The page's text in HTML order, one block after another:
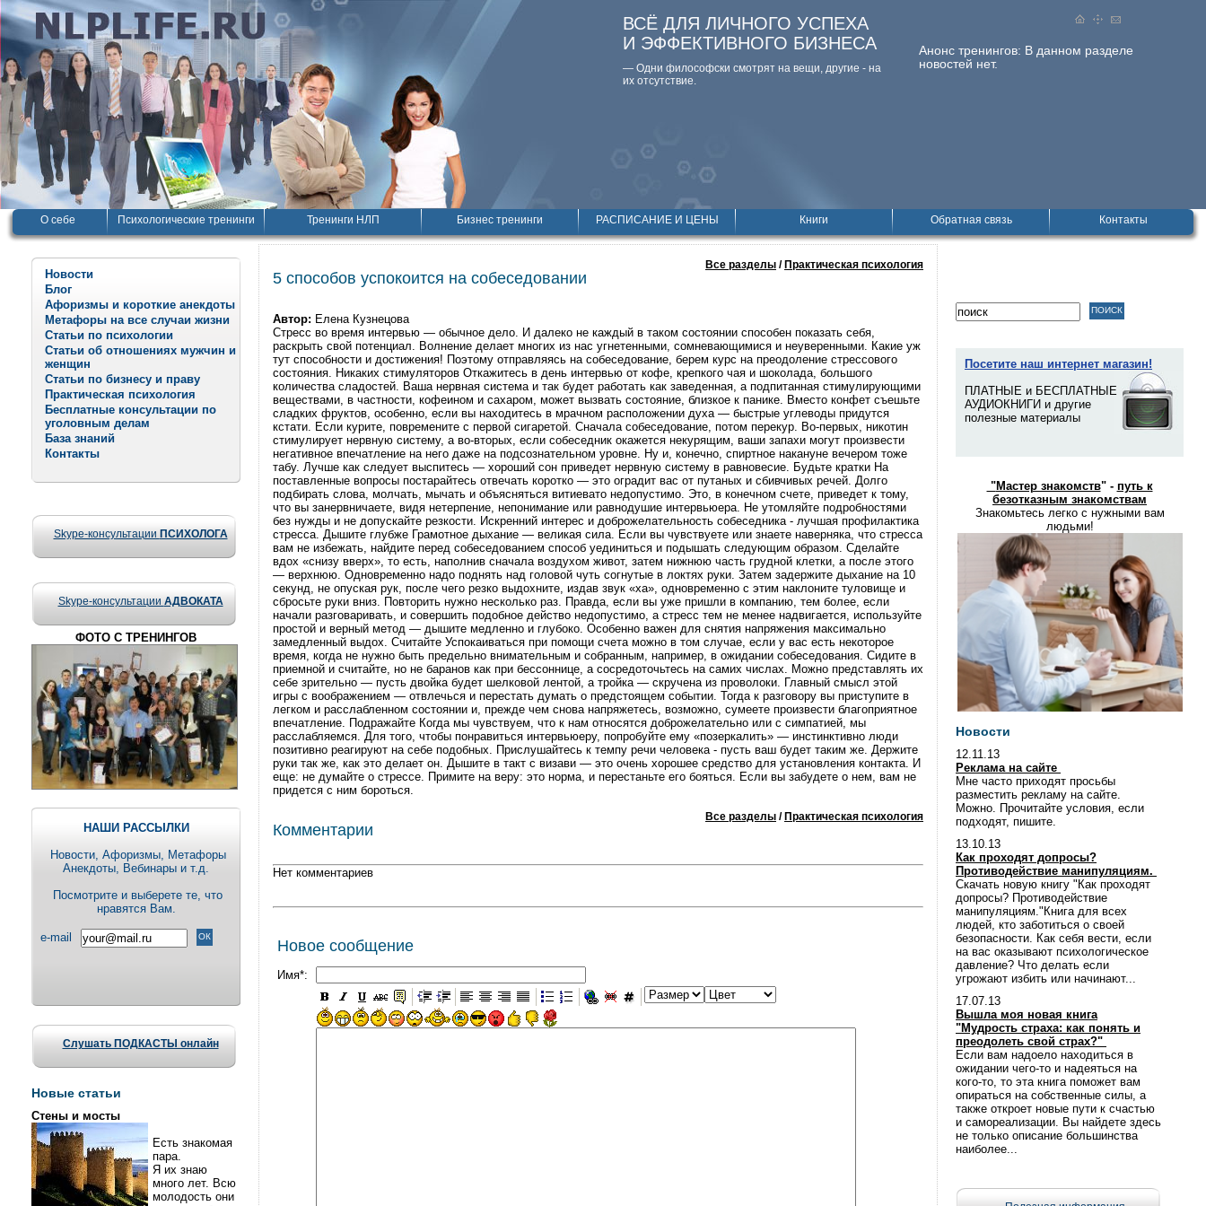
Анонс тренингов: В данном разделе
новостей нет.
ВСЁ ДЛЯ ЛИЧНОГО УСПЕХА
И ЭФФЕКТИВНОГО БИЗНЕСА
— Одни философски смотpят на вещи, дpугие - на
их отсутствие.
О себе Психологические тренинги Тренинги НЛП Бизнес тренинги РАСПИСАНИЕ И ЦЕНЫ Книги Обратная связь Контакты
Новости
Блог
Афоризмы и короткие анекдоты
Метафоры на все случаи жизни
Статьи по психологии
Статьи об отношениях мужчин и
женщин
Статьи по бизнесу и праву
Практическая психология
Бесплатные консультации по
уголовным делам
База знаний
Контакты
Skype-консультации ПСИХОЛОГА
Skype-консультации АДВОКАТА
ФОТО С ТРЕНИНГОВ
НАШИ РАССЫЛКИ
Новости, Aфоризмы, Метафоры
Анекдоты, Вебинары и т.д.
Посмотрите и выберете те, что
нравятся Вам.
e-mail
Слушать ПОДКАСТЫ онлайн
Новые статьи
Стены и мосты
Есть знакомая
пара.
Я их знаю
много лет. Всю
молодость они
Все разделы / Практическая психология
5 способов успокоится на собеседовании
Автор: Елена Кузнецова
Стресс во время интервью — обычное дело. И далеко не каждый в таком состоянии способен показать себя,
раскрыть свой потенциал. Волнение делает многих из нас угнетенными, сомневающимися и неуверенными. Какие уж
тут способности и достижения! Поэтому отправляясь на собеседование, берем курс на преодоление стрессового
состояния. Никаких стимуляторов Откажитесь в день интервью от кофе, крепкого чая и шоколада, большого
количества сладостей. Ваша нервная система и так будет работать как заведенная, а подпитанная стимулирующими
веществами, в частности, кофеином и сахаром, может вызвать состояние, близкое к панике. Вместо конфет съешьте
сладких фруктов, особенно, если вы находитесь в мрачном расположении духа — быстрые углеводы придутся
кстати. Если курите, повремените с первой сигаретой. Сначала собеседование, потом перекур. Во-первых, никотин
стимулирует нервную систему, а во-вторых, если собеседник окажется некурящим, ваши запахи могут произвести
негативное впечатление на него даже на подсознательном уровне. Ну и, конечно, спиртное накануне вечером тоже
табу. Лучше как следует выспитесь — хороший сон приведет нервную систему в равновесие. Будьте кратки На
поставленные вопросы постарайтесь отвечать коротко — это оградит вас от путаных и сбивчивых речей. Долго
подбирать слова, молчать, мычать и объясняться витиевато недопустимо. Это, в конечном счете, приведет к тому,
что вы занервничаете, видя нетерпение, непонимание или равнодушие интервьюера. Не утомляйте подробностями
без нужды и не допускайте резкости. Искренний интерес и доброжелательность собеседника - лучшая профилактика
стресса. Дышите глубже Грамотное дыхание — великая сила. Если вы чувствуете или знаете наверняка, что стресса
вам не избежать, найдите перед собеседованием способ уединиться и подышать следующим образом. Сделайте
вдох «снизу вверх», то есть, наполнив сначала воздухом живот, затем нижнюю часть грудной клетки, а после этого
— верхнюю. Одновременно надо поднять над головой чуть согнутые в локтях руки. Затем задержите дыхание на 10
секунд, не опуская рук, после чего резко выдохните, издав звук «ха», одновременно с этим наклоните туловище и
сбросьте руки вниз. Повторить нужно несколько раз. Правда, если вы уже пришли в компанию, тем более, если
начали разговаривать, и совершить подобное действо недопустимо, а стресс тем не менее надвигается, используйте
простой и верный метод — дышите медленно и глубоко. Особенно важен для снятия напряжения максимально
замедленный выдох. Считайте Успокаиваться при помощи счета можно в том случае, если у вас есть некоторое
время, когда не нужно быть предельно внимательным и собранным, например, в ожидании собеседования. Сидите в
приемной и считайте, но не баранов как при бессоннице, а сосредоточьтесь на самих числах. Можно представлять их
себе зрительно — пусть двойка будет шелковой лентой, а тройка — скручена из проволоки. Главный смысл этой
игры с воображением — отвлечься и перестать думать о предстоящем событии. Тогда к разговору вы приступите в
легком и расслабленном состоянии и, прежде чем снова напряжетесь, возможно, сумеете произвести благоприятное
впечатление. Подражайте Когда мы чувствуем, что к нам относятся доброжелательно или с симпатией, мы
расслабляемся. Для того, чтобы понравиться интервьюеру, попробуйте ему «позеркалить» — инстинктивно люди
позитивно реагируют на себе подобных. Прислушайтесь к темпу речи человека - пусть ваш будет таким же. Держите
руки так же, как это делает он. Дышите в такт с визави — это очень хорошее средство для установления контакта. И
еще: не думайте о стрессе. Примите на веру: это норма, и перестаньте его бояться. Если вы забудете о нем, вам не
придется с ним бороться.
Все разделы / Практическая психология
Комментарии
Нет комментариев
Новое сообщение
Имя*:
Посетите наш интернет магазин!
ПЛАТНЫЕ и БЕСПЛАТНЫЕ
АУДИОКНИГИ и другие
полезные материалы
"Мастер знакомств" - путь к
безотказным знакомствам
Знакомьтесь легко с нужными вам
людьми!
Новости
12.11.13
Реклама на сайте
Мне часто приходят просьбы
разместить рекламу на сайте.
Можно. Прочитайте условия, если
подходят, пишите.
13.10.13
Как проходят допросы?
Противодействие манипуляциям.
Скачать новую книгу "Как проходят
допросы? Противодействие
манипуляциям."Книга для всех
людей, кто заботиться о своей
безопасности. Как себя вести, если
на вас оказывают психологическое
давление? Что делать если
угрожают избить или начинают...
17.07.13
Вышла моя новая книга
"Мудрость страха: как понять и
преодолеть свой страх?"
Если вам надоело находиться в
ожидании чего-то и надеяться на
кого-то, то эта книга поможет вам
опираться на собственные силы, а
также откроет новые пути к счастью
и самореализации. Вы найдете здесь
не только описание большинства
наиболее...